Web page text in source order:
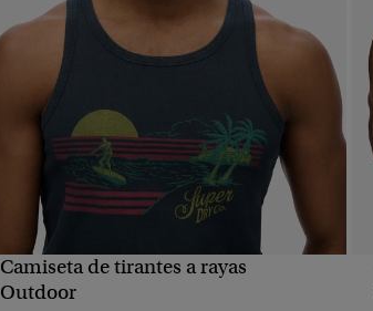
Camiseta de tirantes a rayas
Outdoor